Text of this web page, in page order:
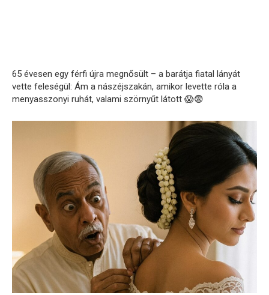
65 évesen egy férfi újra megnősült – a barátja fiatal lányát
vette feleségül: Ám a nászéjszakán, amikor levette róla a
menyasszonyi ruhát, valami szörnyűt látott 😱😨